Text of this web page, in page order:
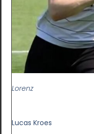
Lorenz
Lucas Kroes